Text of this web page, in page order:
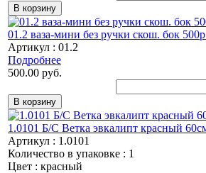
01.2 ваза-мини без ручки скош. бок
Артикул : 01.2
Подробнее
500.00 руб.
1.0101 Б/С Ветка эвкалипт красный
Артикул : 1.0101
Количество в упаковке : 1
Цвет : красный